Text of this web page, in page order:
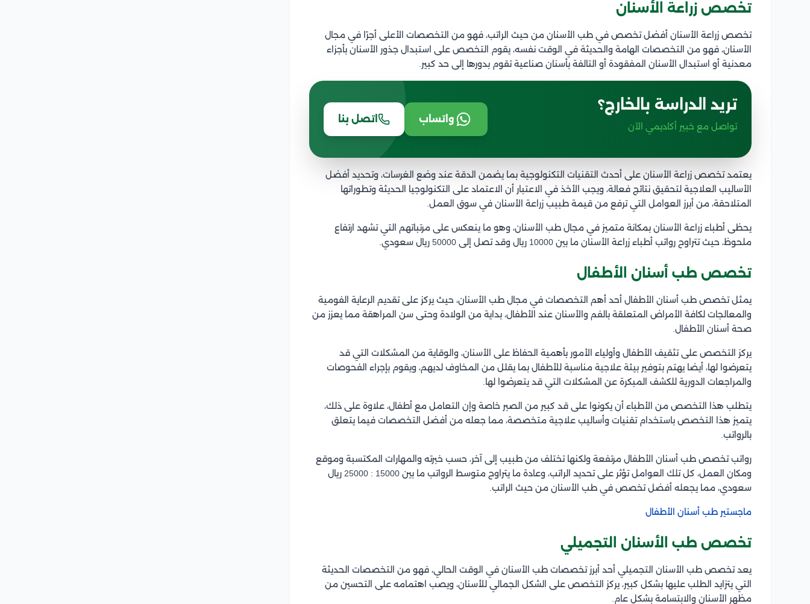
تخصص زراعة الأسنان
تخصص زراعة الأسنان أفضل تخصص في طب الأسنان من حيث الراتب، فهو من التخصصات الأعلى أجرًا في مجال
الأسنان، فهو من التخصصات الهامة والحديثة في الوقت نفسه، يقوم التخصص على استبدال جذور الأسنان بأجزاء
معدنية أو استبدال الأسنان المفقودة أو التالفة بأسنان صناعية تقوم بدورها إلى حد كبير.
تريد الدراسة بالخارج؟
تواصل مع خبير أكاديمي الآن
واتساب اتصل بنا
يعتمد تخصص زراعة الأسنان على أحدث التقنيات التكنولوجية بما يضمن الدقة عند وضع الغرسات، وتحديد أفضل
الأساليب العلاجية لتحقيق نتائج فعالة، ويجب الأخذ في الاعتبار أن الاعتماد على التكنولوجيا الحديثة وتطوراتها
المتلاحقة، من أبرز العوامل التي ترفع من قيمة طبيب زراعة الأسنان في سوق العمل.
يحظى أطباء زراعة الأسنان بمكانة متميز في مجال طب الأسنان، وهو ما ينعكس على مرتباتهم التي تشهد ارتفاع
ملحوظ، حيث تتراوح رواتب أطباء زراعة الأسنان ما بين 10000 ريال وقد تصل إلى 50000 ريال سعودي.
تخصص طب أسنان الأطفال
يمثل تخصص طب أسنان الأطفال أحد أهم التخصصات في مجال طب الأسنان، حيث يركز على تقديم الرعاية الفومية
والمعالجات لكافة الأمراض المتعلقة بالفم والأسنان عند الأطفال، بداية من الولادة وحتى سن المراهقة مما يعزز من
صحة أسنان الأطفال.
يركز التخصص على تثقيف الأطفال وأولياء الأمور بأهمية الحفاظ على الأسنان، والوقاية من المشكلات التي قد
يتعرضوا لها، أيضا يهتم بتوفير بيئة علاجية مناسبة للأطفال بما يقلل من المخاوف لديهم، ويقوم بإجراء الفحوصات
والمراجعات الدورية للكشف المبكرة عن المشكلات التي قد يتعرضوا لها.
يتطلب هذا التخصص من الأطباء أن يكونوا على قد كبير من الصبر خاصة وإن التعامل مع أطفال، علاوة على ذلك،
يتميز هذا التخصص باستخدام تقنيات وأساليب علاجية متخصصة، مما جعله من أفضل التخصصات فيما يتعلق
بالرواتب.
رواتب تخصص طب أسنان الأطفال مرتفعة ولكنها تختلف من طبيب إلى آخر، حسب خبرته والمهارات المكتسبة وموقع
ومكان العمل، كل تلك العوامل تؤثر على تحديد الراتب، وعادة ما يتراوح متوسط الرواتب ما بين 15000 : 25000 ريال
سعودي، مما يجعله أفضل تخصص في طب الأسنان من حيث الراتب.
ماجستير طب أسنان الأطفال
تخصص طب الأسنان التجميلي
يعد تخصص طب الأسنان التجميلي أحد أبرز تخصصات طب الأسنان في الوقت الحالي، فهو من التخصصات الحديثة
التي يتزايد الطلب عليها بشكل كبير، يركز التخصص على الشكل الجمالي للأسنان، ويصب اهتمامه على التحسين من
مظهر الأسنان والابتسامة بشكل عام.